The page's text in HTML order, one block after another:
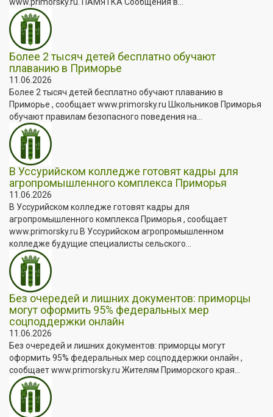
Более 2 тысяч детей бесплатно обучают
плаванию в Приморье
11.06.2026
Более 2 тысяч детей бесплатно обучают плаванию в
Приморье , сообщает www.primorsky.ru Школьников Приморья
обучают правилам безопасного поведения на...
В Уссурийском колледже готовят кадры для
агропромышленного комплекса Приморья
11.06.2026
В Уссурийском колледже готовят кадры для
агропромышленного комплекса Приморья , сообщает
www.primorsky.ru В Уссурийском агропромышленном
колледже будущие специалисты сельского...
Без очередей и лишних документов: приморцы
могут оформить 95% федеральных мер
соцподдержки онлайн
11.06.2026
Без очередей и лишних документов: приморцы могут
оформить 95% федеральных мер соцподдержки онлайн ,
сообщает www.primorsky.ru Жителям Приморского края...